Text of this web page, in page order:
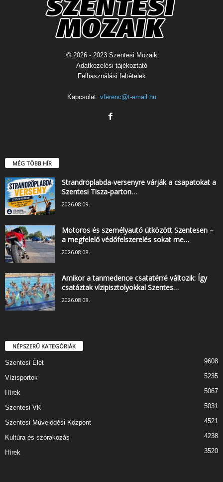
© 2026 - 2023 Szentesi Mozaik
Adatkezelési tájékoztató
Felhasználási feltételek
Kapcsolat: vferenc@t-email.hu
MÉG TÖBB HÍR
Strandröplabda-versenyre várják a csapatokat a
Szentesi Tisza-parton…
2026.08.09.
Motoros és személyautó ütközött Szentesen –
a megfelelő védőfelszerelés sokat me…
2026.08.08.
Amikor a tanmedence csatatérré változik: Így
csatáztak vízipisztolyokkal Szentes…
2026.08.08.
NÉPSZERŰ KATEGÓRIÁK
Szentesi Élet 9608
Vízisportok 5235
Hírek 5067
Szentesi VK 5031
Szentesi Művelődési Központ 4521
Kultúra és szórakozás 4238
Hírek 3520